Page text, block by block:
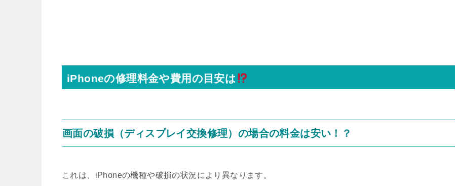
iPhoneの修理料金や費用の目安は
画面の破損（ディスプレイ交換修理）の場合の料金は安い！？
これは、iPhoneの機種や破損の状況により異なります。